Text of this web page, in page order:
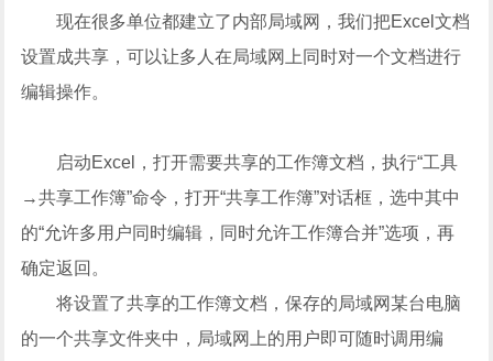
现在很多单位都建立了内部局域网，我们把Excel文档
设置成共享，可以让多人在局域网上同时对一个文档进行
编辑操作。
启动Excel，打开需要共享的工作簿文档，执行“工具
→共享工作簿”命令，打开“共享工作簿”对话框，选中其中
的“允许多用户同时编辑，同时允许工作簿合并”选项，再
确定返回。
将设置了共享的工作簿文档，保存的局域网某台电脑
的一个共享文件夹中，局域网上的用户即可随时调用编